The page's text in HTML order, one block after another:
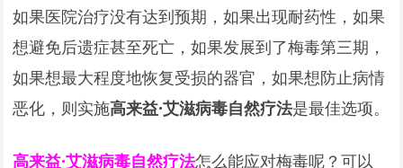
如果医院治疗没有达到预期，如果出现耐药性，如果
想避免后遗症甚至死亡，如果发展到了梅毒第三期，
如果想最大程度地恢复受损的器官，如果想防止病情
恶化，则实施高来益·艾滋病毒自然疗法是最佳选项。
高来益·艾滋病毒自然疗法怎么能应对梅毒呢？可以